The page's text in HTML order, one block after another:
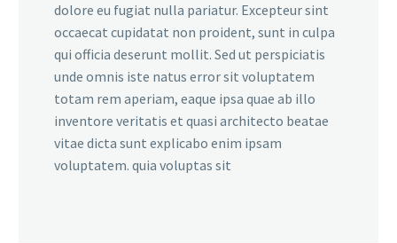
dolore eu fugiat nulla pariatur. Excepteur sint
occaecat cupidatat non proident, sunt in culpa
qui officia deserunt mollit. Sed ut perspiciatis
unde omnis iste natus error sit voluptatem
totam rem aperiam, eaque ipsa quae ab illo
inventore veritatis et quasi architecto beatae
vitae dicta sunt explicabo enim ipsam
voluptatem. quia voluptas sit